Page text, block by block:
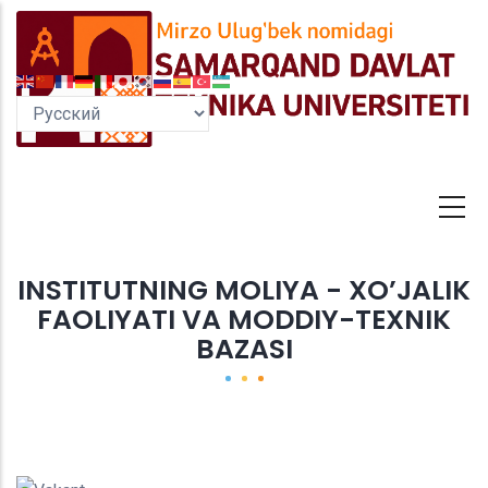
Перейти
основному
содержанию
INSTITUTNING MOLIYA - XO’JALIK
FAOLIYATI VA MODDIY-TEXNIK
BAZASI